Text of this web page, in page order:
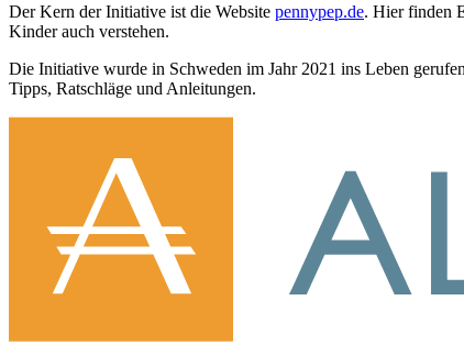
Der Kern der Initiative ist die Website pennypep.de. Hier finden
Kinder auch verstehen.
Die Initiative wurde in Schweden im Jahr 2021 ins Leben
Tipps, Ratschläge und Anleitungen.